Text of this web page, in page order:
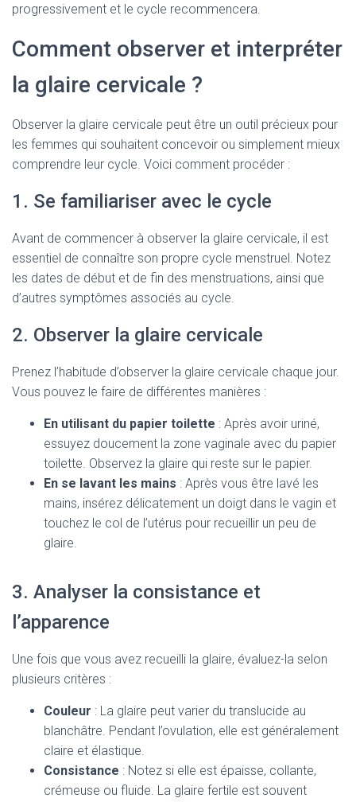
progressivement et le cycle recommencera.
Comment observer et interpréter
la glaire cervicale ?
Observer la glaire cervicale peut être un outil précieux pour
les femmes qui souhaitent concevoir ou simplement mieux
comprendre leur cycle. Voici comment procéder :
1. Se familiariser avec le cycle
Avant de commencer à observer la glaire cervicale, il est
essentiel de connaître son propre cycle menstruel. Notez
les dates de début et de fin des menstruations, ainsi que
d’autres symptômes associés au cycle.
2. Observer la glaire cervicale
Prenez l’habitude d’observer la glaire cervicale chaque jour.
Vous pouvez le faire de différentes manières :
En utilisant du papier toilette : Après avoir uriné,
essuyez doucement la zone vaginale avec du papier
toilette. Observez la glaire qui reste sur le papier.
En se lavant les mains : Après vous être lavé les
mains, insérez délicatement un doigt dans le vagin et
touchez le col de l’utérus pour recueillir un peu de
glaire.
3. Analyser la consistance et
l’apparence
Une fois que vous avez recueilli la glaire, évaluez-la selon
plusieurs critères :
Couleur : La glaire peut varier du translucide au
blanchâtre. Pendant l’ovulation, elle est généralement
claire et élastique.
Consistance : Notez si elle est épaisse, collante,
crémeuse ou fluide. La glaire fertile est souvent